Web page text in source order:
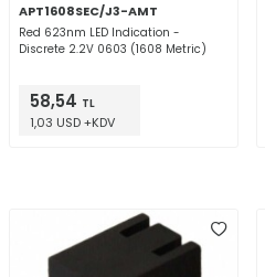
APT1608SEC/J3-AMT
Red 623nm LED Indication -
Discrete 2.2V 0603 (1608 Metric)
58,54 TL
1,03 USD +KDV